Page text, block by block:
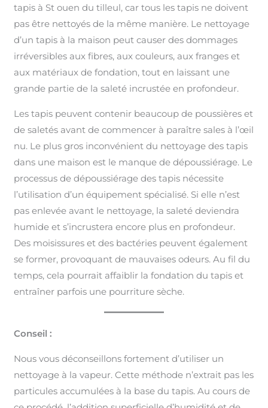
tapis à St ouen du tilleul, car tous les tapis ne doivent
pas être nettoyés de la même manière. Le nettoyage
d’un tapis à la maison peut causer des dommages
irréversibles aux fibres, aux couleurs, aux franges et
aux matériaux de fondation, tout en laissant une
grande partie de la saleté incrustée en profondeur.
Les tapis peuvent contenir beaucoup de poussières et
de saletés avant de commencer à paraître sales à l’œil
nu. Le plus gros inconvénient du nettoyage des tapis
dans une maison est le manque de dépoussiérage. Le
processus de dépoussiérage des tapis nécessite
l’utilisation d’un équipement spécialisé. Si elle n’est
pas enlevée avant le nettoyage, la saleté deviendra
humide et s’incrustera encore plus en profondeur.
Des moisissures et des bactéries peuvent également
se former, provoquant de mauvaises odeurs. Au fil du
temps, cela pourrait affaiblir la fondation du tapis et
entraîner parfois une pourriture sèche.
Conseil :
Nous vous déconseillons fortement d’utiliser un
nettoyage à la vapeur. Cette méthode n’extrait pas les
particules accumulées à la base du tapis. Au cours de